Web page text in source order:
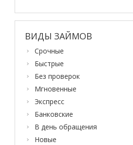
ВИДЫ ЗАЙМОВ
Срочные
Быстрые
Без проверок
Мгновенные
Экспресс
Банковские
В день обращения
Новые